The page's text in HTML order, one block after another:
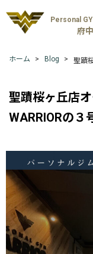
Personal
府
ホーム Blog 聖蹟
聖蹟桜ヶ丘店
WARRIORの３